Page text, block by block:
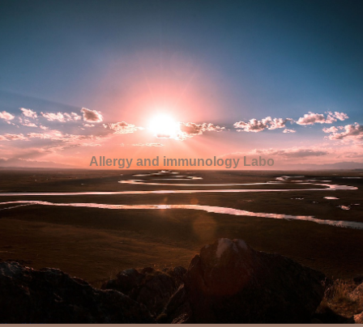
Allergy and immunology Labo